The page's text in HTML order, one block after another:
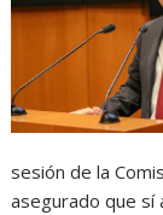
sesión de la
asegurado que sí